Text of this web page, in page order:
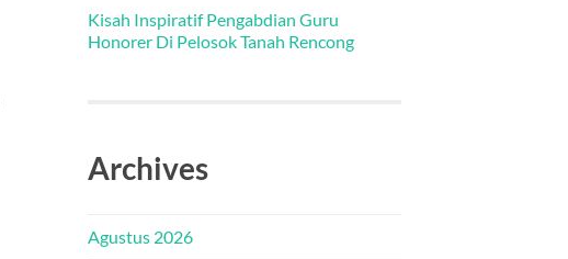
Kisah Inspiratif Pengabdian Guru
Honorer Di Pelosok Tanah Rencong
Archives
Agustus 2026